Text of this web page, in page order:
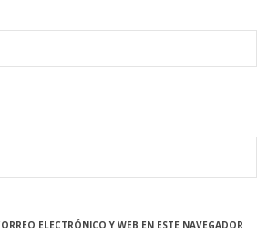
ELECTRÓNICO Y WEB EN ESTE NAVEGADOR